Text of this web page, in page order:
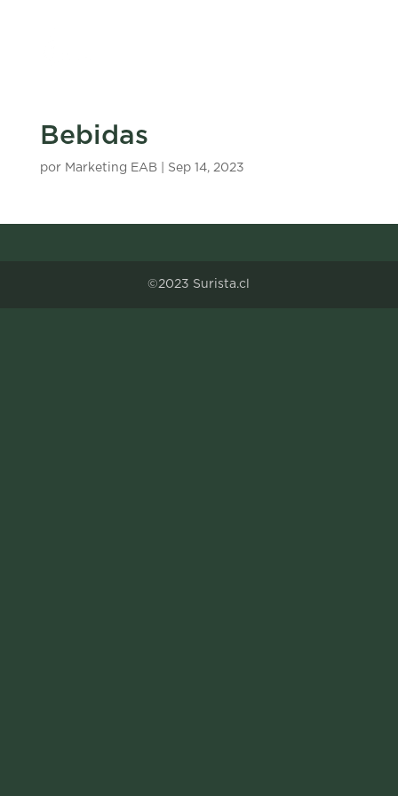
Bebidas
por Marketing EAB| Sep 14, 2023
©2023 Surista.cl